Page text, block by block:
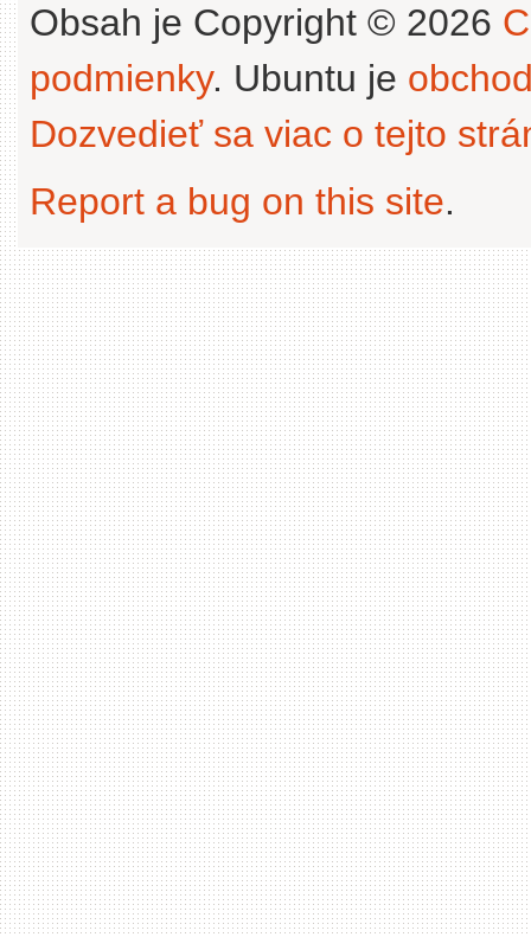
Obsah je Copyright © 2026
podmienky. Ubuntu je
Dozvedieť sa viac o tejto
Report a bug on this site.